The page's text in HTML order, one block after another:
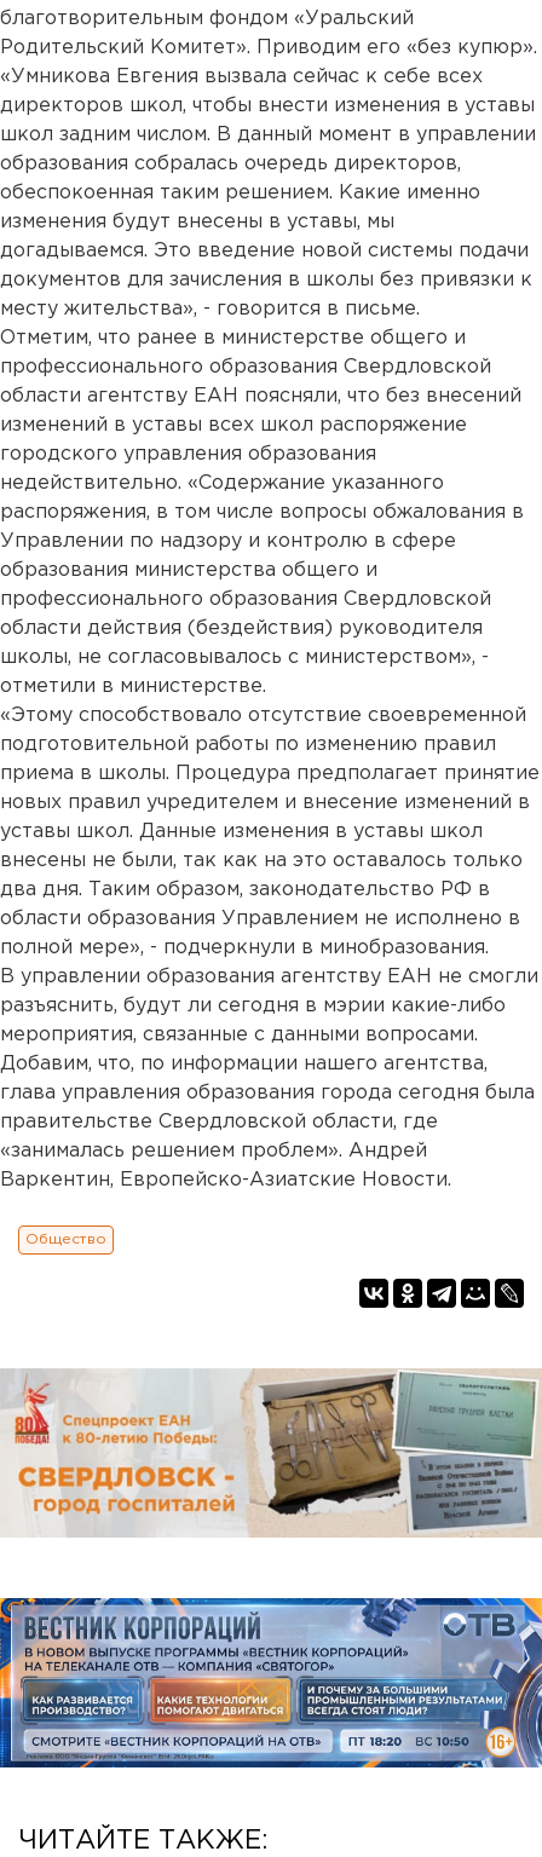
благотворительным фондом «Уральский
Родительский Комитет». Приводим его «без купюр».
«Умникова Евгения вызвала сейчас к себе всех
директоров школ, чтобы внести изменения в уставы
школ задним числом. В данный момент в управлении
образования собралась очередь директоров,
обеспокоенная таким решением. Какие именно
изменения будут внесены в уставы, мы
догадываемся. Это введение новой системы подачи
документов для зачисления в школы без привязки к
месту жительства», - говорится в письме.
Отметим, что ранее в министерстве общего и
профессионального образования Свердловской
области агентству ЕАН поясняли, что без внесений
изменений в уставы всех школ распоряжение
городского управления образования
недействительно. «Содержание указанного
распоряжения, в том числе вопросы обжалования в
Управлении по надзору и контролю в сфере
образования министерства общего и
профессионального образования Свердловской
области действия (бездействия) руководителя
школы, не согласовывалось с министерством», -
отметили в министерстве.
«Этому способствовало отсутствие своевременной
подготовительной работы по изменению правил
приема в школы. Процедура предполагает принятие
новых правил учредителем и внесение изменений в
уставы школ. Данные изменения в уставы школ
внесены не были, так как на это оставалось только
два дня. Таким образом, законодательство РФ в
области образования Управлением не исполнено в
полной мере», - подчеркнули в минобразования.
В управлении образования агентству ЕАН не смогли
разъяснить, будут ли сегодня в мэрии какие-либо
мероприятия, связанные с данными вопросами.
Добавим, что, по информации нашего агентства,
глава управления образования города сегодня была
правительстве Свердловской области, где
«занималась решением проблем». Андрей
Варкентин, Европейско-Азиатские Новости.
Общество
ЧИТАЙТЕ ТАКЖЕ: